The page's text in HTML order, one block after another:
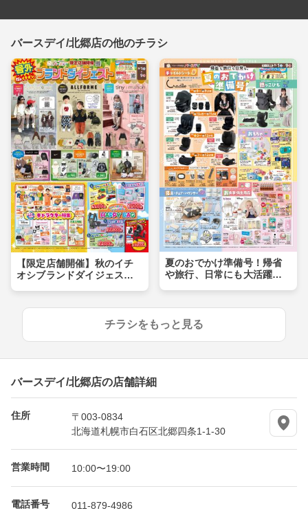
バースデイ/北郷店の他のチラシ
【限定店舗開催】秋のイチ
オシブランドダイジェス
夏のおでかけ準備号！帰省
や旅行、日常にも大活躍ア
チラシをもっと見る
バースデイ/北郷店の店舗詳細
住所
〒003-0834
北海道札幌市白石区北郷四条1-1-30
営業時間 10:00〜19:00
電話番号 011-879-4986